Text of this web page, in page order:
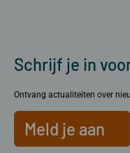
Schrijf je in
Ontvang actualiteiten over
Meld je aan